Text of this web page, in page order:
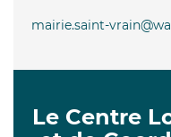
mairie.saint-
Le Centre